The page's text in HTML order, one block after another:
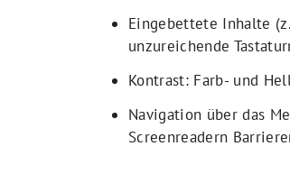
Eingebettete Inhalte
unzureichende
Kontrast: Farb- und
Navigation über das
Screenreadern